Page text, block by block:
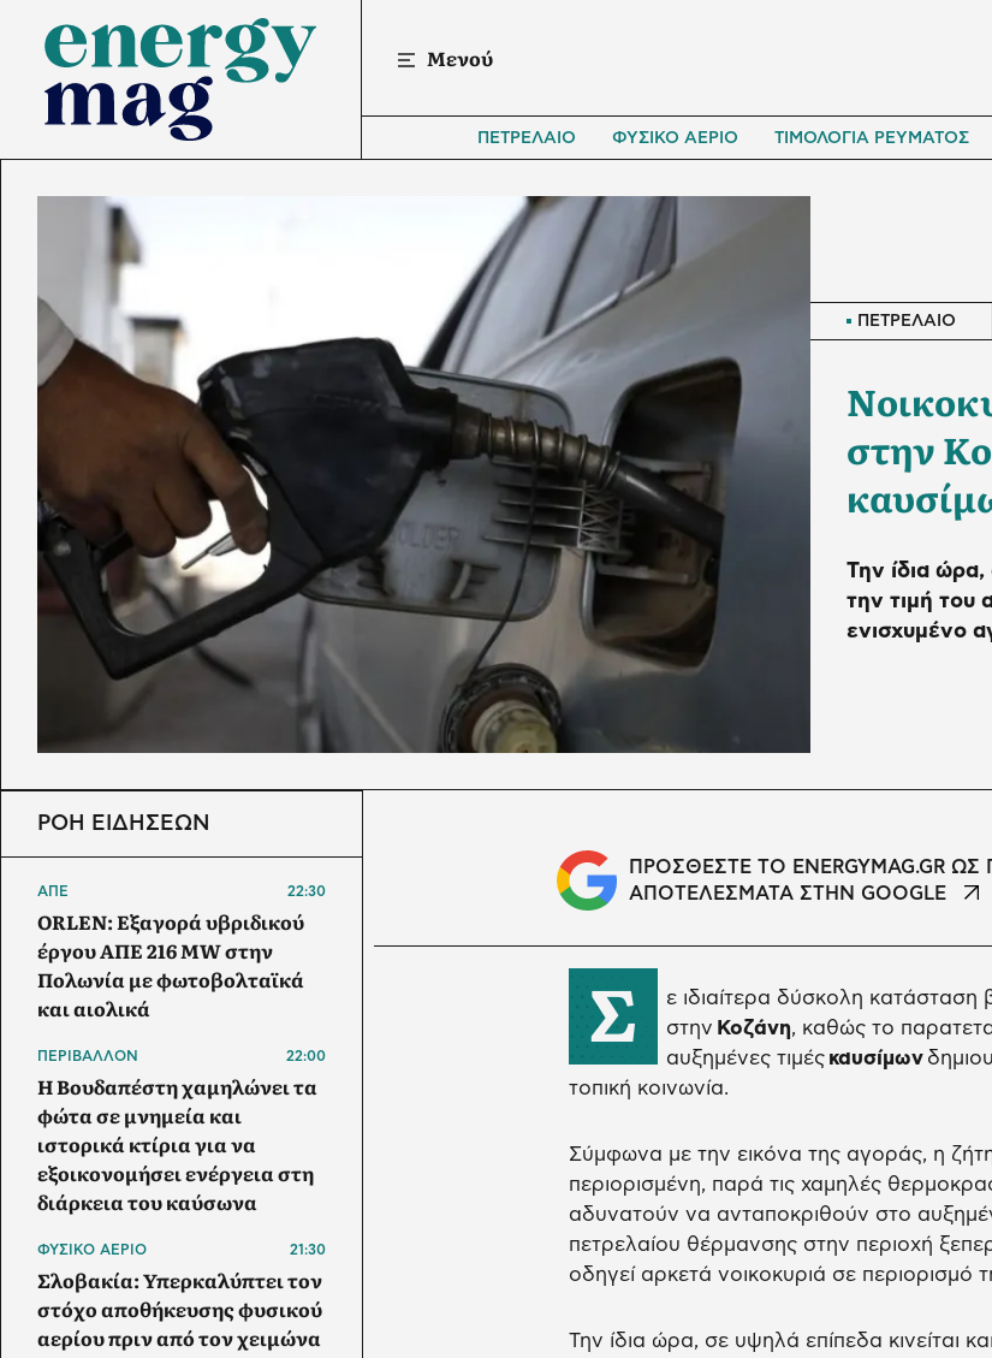
Μενού
ΠΕΤΡΕΛΑΙΟ ΦΥΣΙΚΟ ΑΕΡΙΟ ΤΙΜΟΛΟΓΙΑ ΡΕΥΜΑΤΟΣ
ΠΕΤΡΕΛΑΙΟ
στην
Την ίδια ώρα,
την τιμή του
ενισχυμένο
ΠΡΟΣΘΕΣΤΕ ΤΟ ENERGYMAG.GR
ΑΠΟΤΕΛΕΣΜΑΤΑ ΣΤΗΝ GOOGLE
Σ
ε ιδιαίτερα δύσκολη κατάσταση
στην Κοζάνη, καθώς το
αυξημένες τιμές καυσίμων
τοπική κοινωνία.
Σύμφωνα με την εικόνα της αγοράς, η
περιορισμένη, παρά τις χαμηλές
αδυνατούν να ανταποκριθούν στο
πετρελαίου θέρμανσης στην περιοχή
οδηγεί αρκετά νοικοκυριά σε περιορισμό
Την ίδια ώρα, σε υψηλά επίπεδα κινείται
ΡΟΗ ΕΙΔΗΣΕΩΝ
ΑΠΕ 22:30
ORLEN: Εξαγορά υβριδικού
έργου ΑΠΕ 216 MW στην
Πολωνία με φωτοβολταϊκά
και αιολικά
ΠΕΡΙΒΑΛΛΟΝ 22:00
Η Βουδαπέστη χαμηλώνει τα
φώτα σε μνημεία και
ιστορικά κτίρια για να
εξοικονομήσει ενέργεια στη
διάρκεια του καύσωνα
ΦΥΣΙΚΟ ΑΕΡΙΟ 21:30
Σλοβακία: Υπερκαλύπτει τον
στόχο αποθήκευσης φυσικού
αερίου πριν από τον χειμώνα